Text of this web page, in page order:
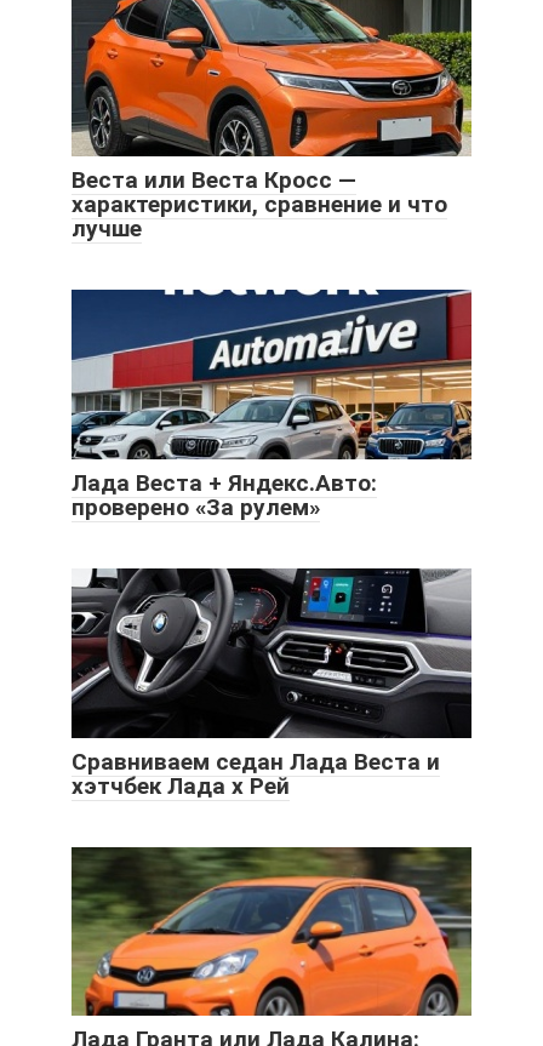
Веста или Веста Кросс —
характеристики, сравнение и что
лучше
Лада Веста + Яндекс.Авто:
проверено «За рулем»
Сравниваем седан Лада Веста и
хэтчбек Лада х Рей
Лада Гранта или Лада Калина: